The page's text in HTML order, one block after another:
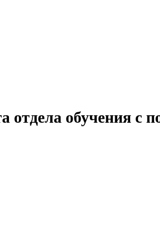
отдела обучения с